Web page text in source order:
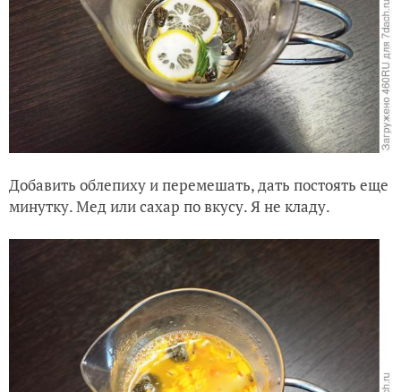
Добавить облепиху и перемешать, дать постоять еще
минутку. Мед или сахар по вкусу. Я не кладу.